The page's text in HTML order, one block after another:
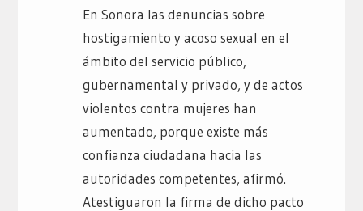
En Sonora las denuncias sobre
hostigamiento y acoso sexual en el
ámbito del servicio público,
gubernamental y privado, y de actos
violentos contra mujeres han
aumentado, porque existe más
confianza ciudadana hacia las
autoridades competentes, afirmó.
Atestiguaron la firma de dicho pacto